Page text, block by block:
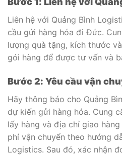
Liên hệ với Quảng Bình
cầu gửi hàng hóa đi Đức.
lượng quà tặng, kích thước
gói hàng để được tư vấn và
Bước 2: Yêu cầu vận
Hãy thông báo cho Quảng
dự kiến gửi hàng hóa. Cung
lấy hàng và địa chỉ giao
phí vận chuyển theo hướng
Logistics. Sau đó, xác nhận